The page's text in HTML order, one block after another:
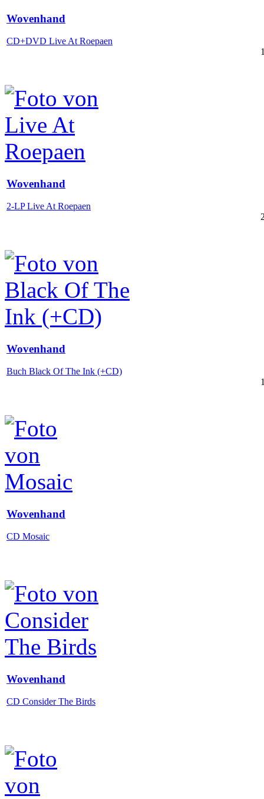
Wovenhand
CD+DVD Live At Roepaen
Wovenhand
2-LP Live At Roepaen
Wovenhand
Buch Black Of The Ink (+CD)
Wovenhand
CD Mosaic
Wovenhand
CD Consider The Birds